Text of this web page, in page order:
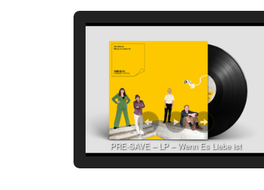
PRE-SAVE – LP – Wenn Es Liebe ist